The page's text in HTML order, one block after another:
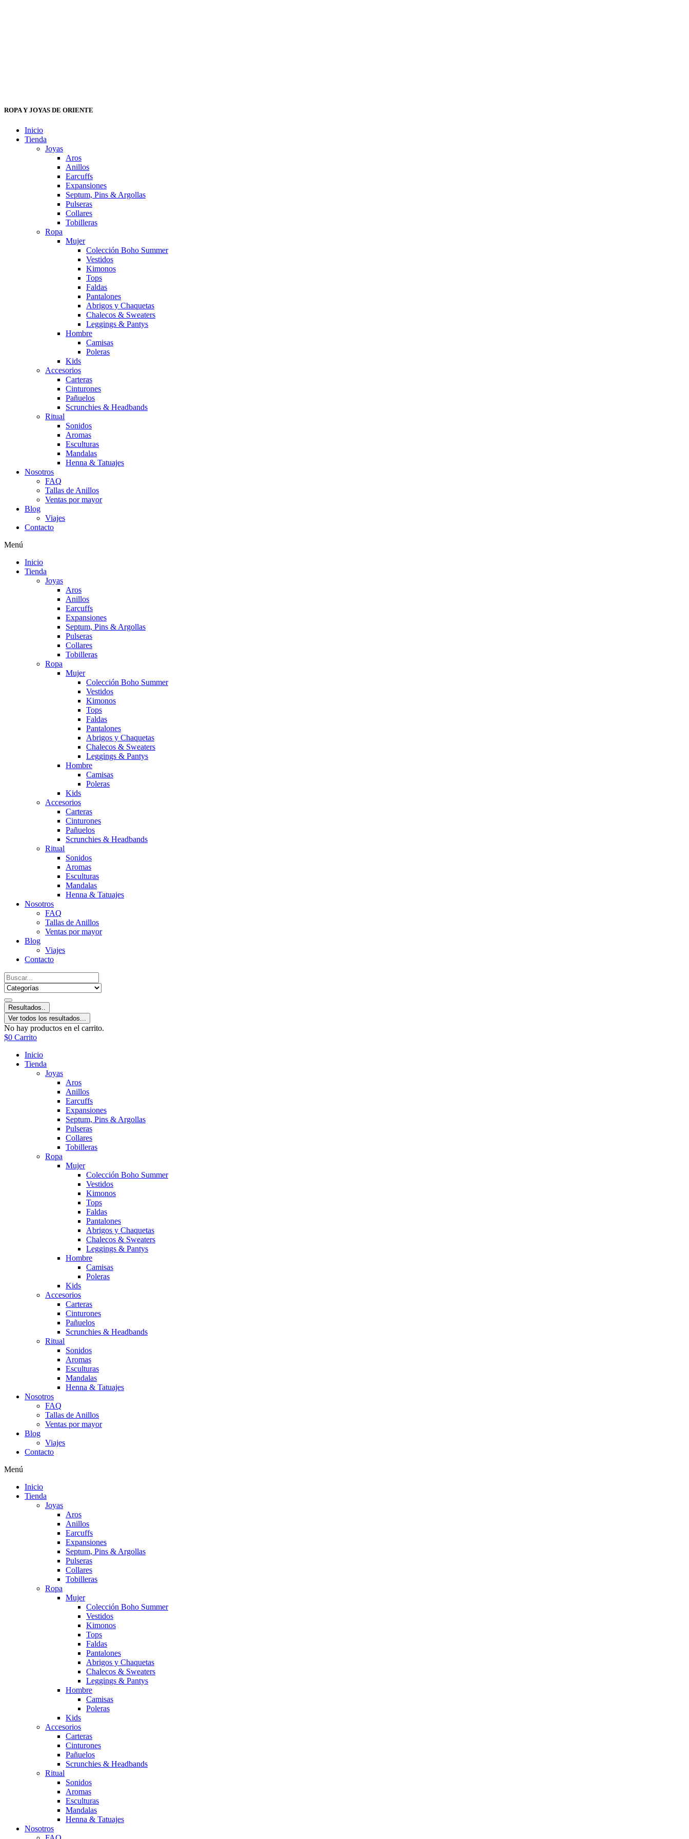
ROPA Y JOYAS DE ORIENTE
Inicio
Tienda
Joyas
Aros
Anillos
Earcuffs
Expansiones
Septum, Pins & Argollas
Pulseras
Collares
Tobilleras
Ropa
Mujer
Colección Boho Summer
Vestidos
Kimonos
Tops
Faldas
Pantalones
Abrigos y Chaquetas
Chalecos & Sweaters
Leggings & Pantys
Hombre
Camisas
Poleras
Kids
Accesorios
Carteras
Cinturones
Pañuelos
Scrunchies & Headbands
Ritual
Sonidos
Aromas
Esculturas
Mandalas
Henna & Tatuajes
Nosotros
FAQ
Tallas de Anillos
Ventas por mayor
Blog
Viajes
Contacto
Menú
Inicio
Tienda
Joyas
Aros
Anillos
Earcuffs
Expansiones
Septum, Pins & Argollas
Pulseras
Collares
Tobilleras
Ropa
Mujer
Colección Boho Summer
Vestidos
Kimonos
Tops
Faldas
Pantalones
Abrigos y Chaquetas
Chalecos & Sweaters
Leggings & Pantys
Hombre
Camisas
Poleras
Kids
Accesorios
Carteras
Cinturones
Pañuelos
Scrunchies & Headbands
Ritual
Sonidos
Aromas
Esculturas
Mandalas
Henna & Tatuajes
Nosotros
FAQ
Tallas de Anillos
Ventas por mayor
Blog
Viajes
Contacto
Resultados..
Ver todos los resultados...
No hay productos en el carrito.
$0 Carrito
Inicio
Tienda
Joyas
Aros
Anillos
Earcuffs
Expansiones
Septum, Pins & Argollas
Pulseras
Collares
Tobilleras
Ropa
Mujer
Colección Boho Summer
Vestidos
Kimonos
Tops
Faldas
Pantalones
Abrigos y Chaquetas
Chalecos & Sweaters
Leggings & Pantys
Hombre
Camisas
Poleras
Kids
Accesorios
Carteras
Cinturones
Pañuelos
Scrunchies & Headbands
Ritual
Sonidos
Aromas
Esculturas
Mandalas
Henna & Tatuajes
Nosotros
FAQ
Tallas de Anillos
Ventas por mayor
Blog
Viajes
Contacto
Menú
Inicio
Tienda
Joyas
Aros
Anillos
Earcuffs
Expansiones
Septum, Pins & Argollas
Pulseras
Collares
Tobilleras
Ropa
Mujer
Colección Boho Summer
Vestidos
Kimonos
Tops
Faldas
Pantalones
Abrigos y Chaquetas
Chalecos & Sweaters
Leggings & Pantys
Hombre
Camisas
Poleras
Kids
Accesorios
Carteras
Cinturones
Pañuelos
Scrunchies & Headbands
Ritual
Sonidos
Aromas
Esculturas
Mandalas
Henna & Tatuajes
Nosotros